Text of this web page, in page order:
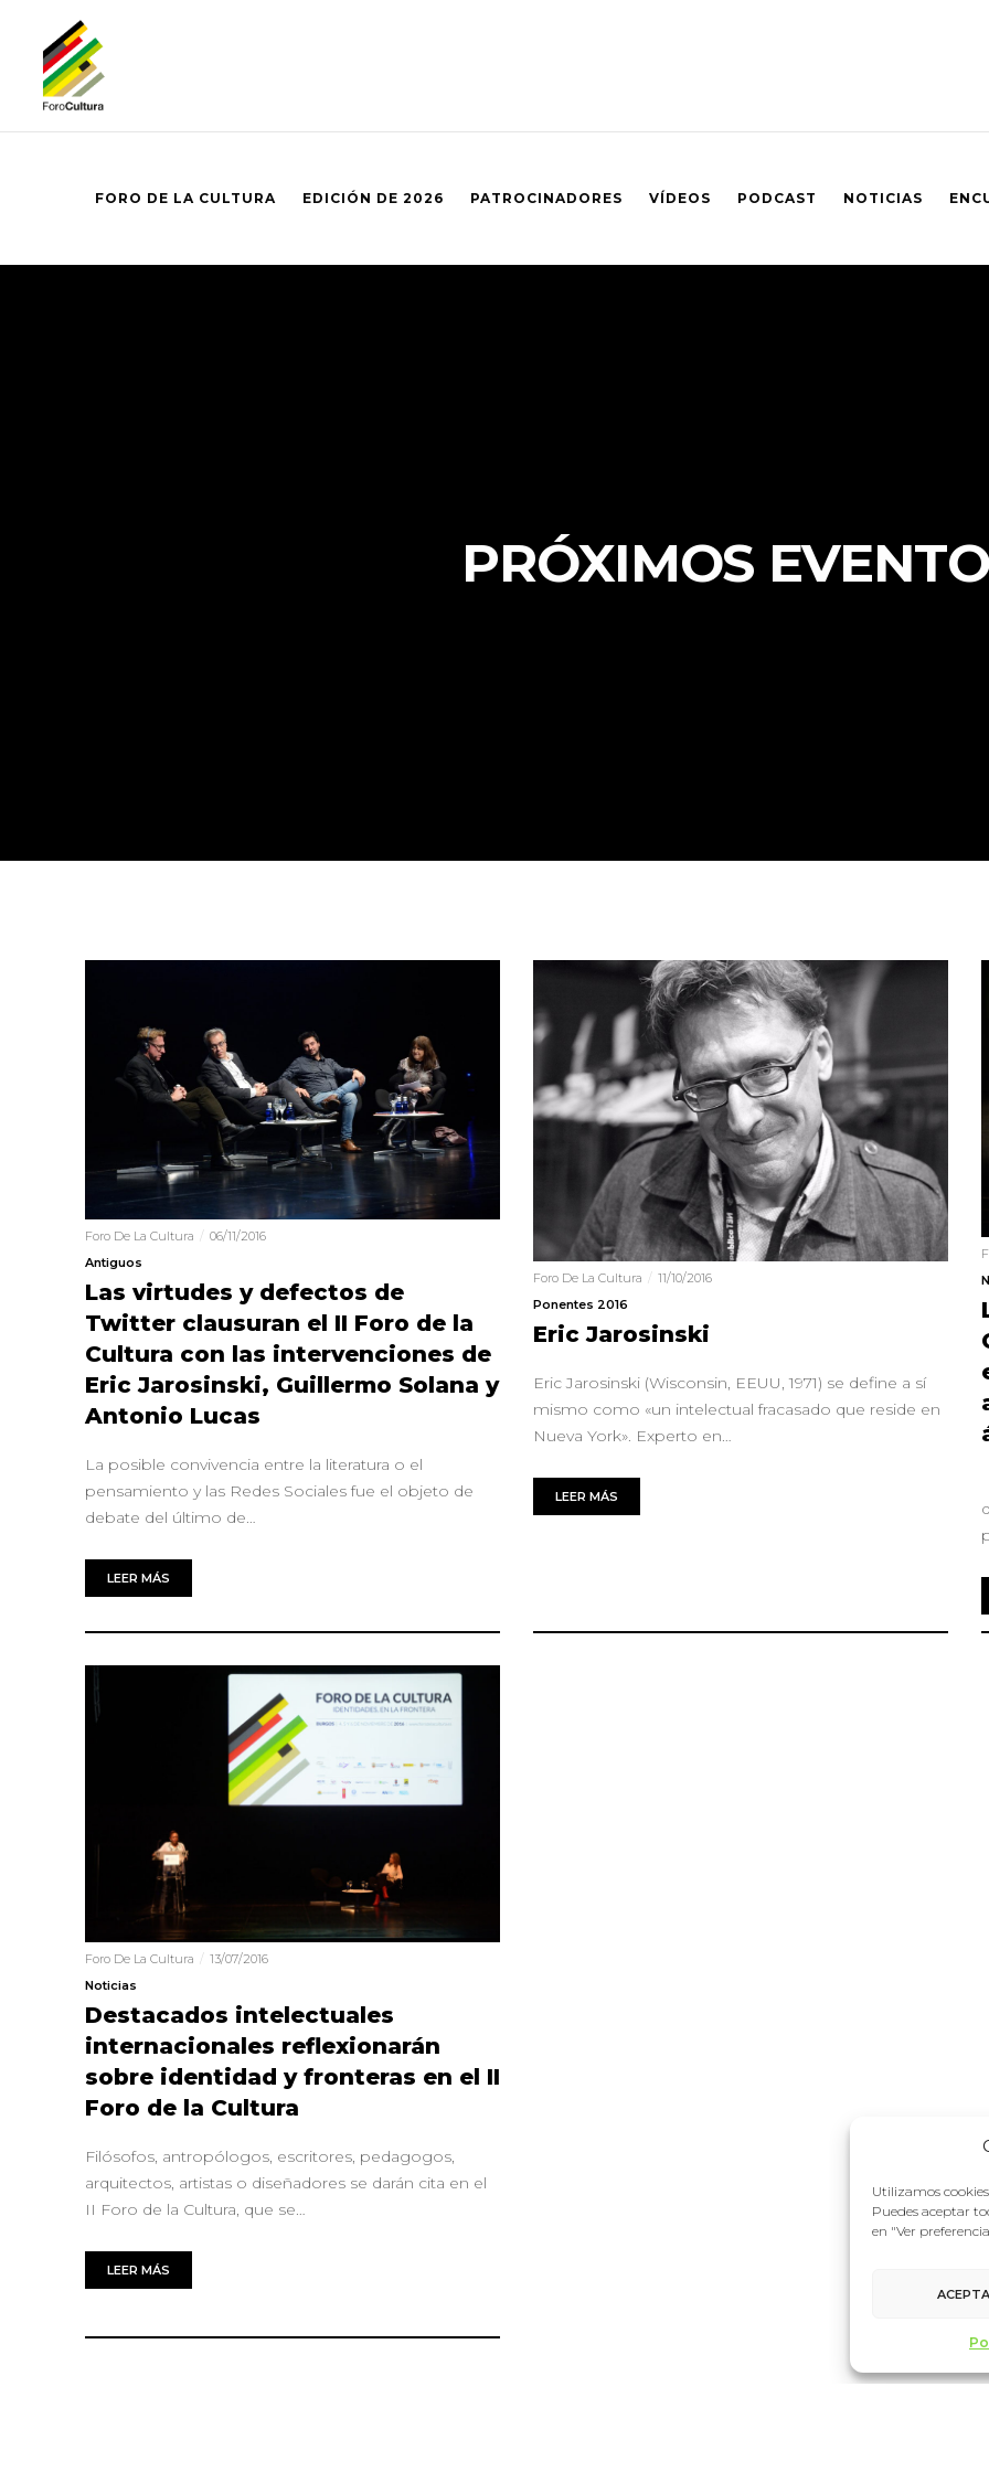
Utilizamos
Puedes aceptar
en "Ver
FORO DE LA CULTURA EDICIÓN DE 2026 PATROCINADORES VÍDEOS PODCAST NOTICIAS
PRÓXIMOS
Foro De La Cultura
06/11/2016
Antiguos
Las virtudes y defectos de
Twitter clausuran el II Foro de la
Cultura con las intervenciones de
Eric Jarosinski, Guillermo Solana y
Antonio Lucas
La posible convivencia entre la literatura o el
pensamiento y las Redes Sociales fue el objeto de
debate del último de…
LEER MÁS
Foro De La Cultura
11/10/2016
Ponentes 2016
Eric Jarosinski
Eric Jarosinski (Wisconsin, EEUU, 1971) se define a sí
mismo como «un intelectual fracasado que reside en
Nueva York». Experto en…
LEER MÁS
Foro De La Cultura
13/07/2016
Noticias
Destacados intelectuales
internacionales reflexionarán
sobre identidad y fronteras en el II
Foro de la Cultura
Filósofos, antropólogos, escritores, pedagogos,
arquitectos, artistas o diseñadores se darán cita en el
II Foro de la Cultura, que se…
LEER MÁS